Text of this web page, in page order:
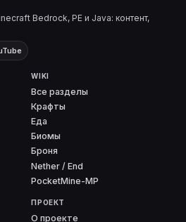
Bedrock, PE и Java: контент,
WIKI
Все разделы
Крафты
Еда
Биомы
Броня
Nether / End
PocketMine-MP
ПРОЕКТ
О проекте